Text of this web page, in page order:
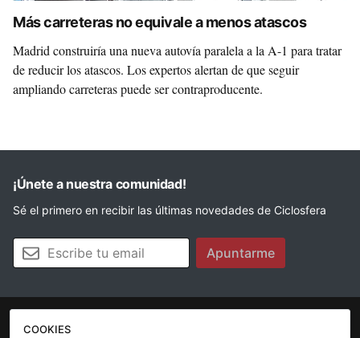
Más carreteras no equivale a menos atascos
Madrid construiría una nueva autovía paralela a la A-1 para tratar
de reducir los atascos. Los expertos alertan de que seguir
ampliando carreteras puede ser contraproducente.
¡Únete a nuestra comunidad!
Sé el primero en recibir las últimas novedades de Ciclosfera
Tu email Apuntarme
La revista
COOKIES